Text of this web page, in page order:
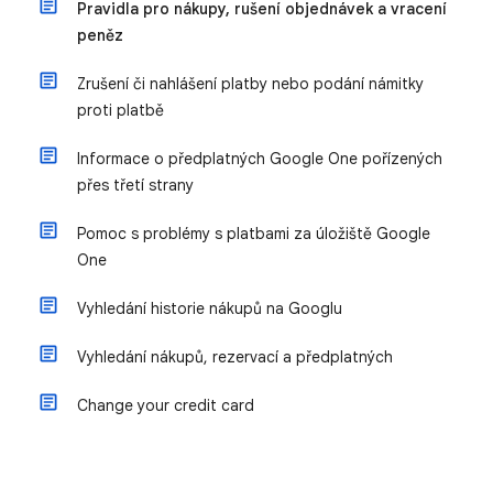
Pravidla pro nákupy, rušení objednávek a vracení
peněz
Zrušení či nahlášení platby nebo podání námitky
proti platbě
Informace o předplatných Google One pořízených
přes třetí strany
Pomoc s problémy s platbami za úložiště Google
One
Vyhledání historie nákupů na Googlu
Vyhledání nákupů, rezervací a předplatných
Change your credit card